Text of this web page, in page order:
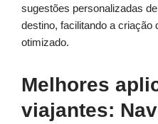
sugestões personalizadas
destino, facilitando a criação
otimizado.
Melhores
viajantes: